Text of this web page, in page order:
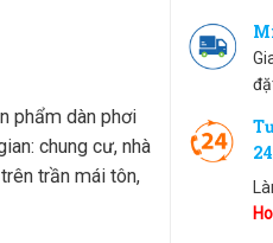
phẩm dàn phơi
chung cư, nhà
trần mái tôn,